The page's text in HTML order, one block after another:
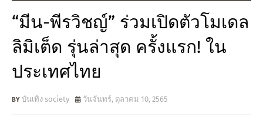
“มีน-พีรวิชญ์” ร่วมเปิดตัวโมเดล
ลิมิเต็ด รุ่นล่าสุด ครั้งแรก! ใน
ประเทศไทย
บันเทิง society วันจันทร์, ตุลาคม 10, 2565